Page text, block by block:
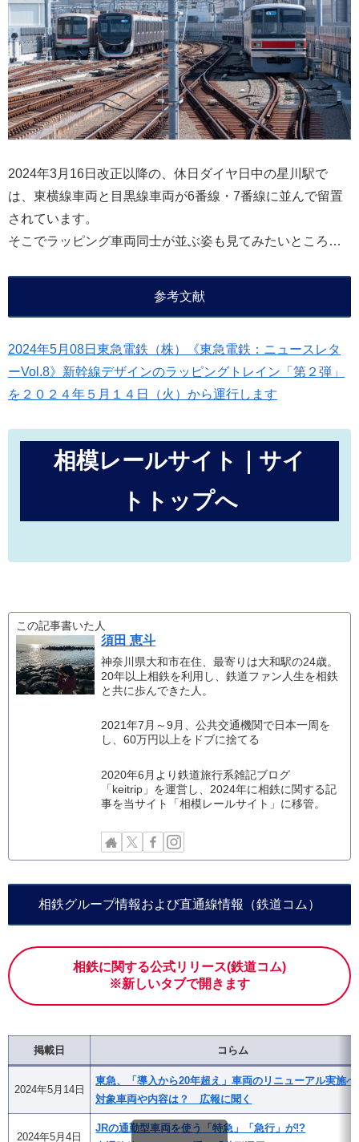
2024年3月16日改正以降の、休日ダイヤ日中の星川駅で
は、東横線車両と目黒線車両が6番線・7番線に並んで留置
されています。
そこでラッピング車両同士が並ぶ姿も見てみたいところ…
参考文献
2024年5月08日東急電鉄（株）《東急電鉄：ニュースレタ
ーVol.8》新幹線デザインのラッピングトレイン「第２弾」
を２０２４年５月１４日（火）から運行します
相模レールサイト｜サイ
トトップへ
この記事書いた人
須田 恵斗
神奈川県大和市在住、最寄りは大和駅の24歳。
20年以上相鉄を利用し、鉄道ファン人生を相鉄
と共に歩んできた人。
2021年7月～9月、公共交通機関で日本一周を
し、60万円以上をドブに捨てる
2020年6月より鉄道旅行系雑記ブログ
「keitrip」を運営し、2024年に相鉄に関する記
事を当サイト「相模レールサイト」に移管。
相鉄グループ情報および直通線情報（鉄道コム）
相鉄に関する公式リリース(鉄道コム)
※新しいタブで開きます
掲載日 コらム
2024年5月14日
東急、「導入から20年超え」車両のリニューアル実施へ
対象車両や内容は？ 広報に聞く
2024年5月4日
JRの通勤型車両を使う「特急」「急行」が!?